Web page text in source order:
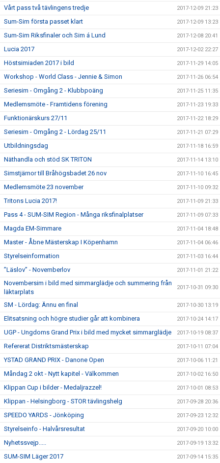
Vårt pass två tävlingens tredje 2017-12-09 21:23
Sum-Sim första passet klart 2017-12-09 13:23
Sum-Sim Riksfinaler och Sim á Lund 2017-12-08 20:41
Lucia 2017 2017-12-02 22:27
Höstsimiaden 2017 i bild 2017-11-29 14:05
Workshop - World Class - Jennie & Simon 2017-11-26 06:54
Seriesim - Omgång 2 - Klubbpoäng 2017-11-25 11:35
Medlemsmöte - Framtidens förening 2017-11-23 19:33
Funktionärskurs 27/11 2017-11-22 18:29
Seriesim - Omgång 2 - Lördag 25/11 2017-11-21 07:29
Utbildningsdag 2017-11-18 16:59
Näthandla och stöd SK TRITON 2017-11-14 13:10
Simstjärnor till Bråhögsbadet 26 nov 2017-11-10 16:45
Medlemsmöte 23 november 2017-11-10 09:32
Tritons Lucia 2017! 2017-11-09 21:33
Pass 4 - SUM-SIM Region - Många riksfinalplatser 2017-11-09 07:33
Magda EM-Simmare 2017-11-04 18:48
Master - Åbne Mästerskap I Köpenhamn 2017-11-04 06:46
Styrelseinformation 2017-11-03 16:44
”Läslov” - Novemberlov 2017-11-01 21:22
Novembersim i bild med simmarglädje och summering från
läktarplats
2017-10-31 09:30
SM - Lördag: Ännu en final 2017-10-30 13:19
Elitsatsning och högre studier går att kombinera 2017-10-24 14:17
UGP - Ungdoms Grand Prix i bild med mycket simmarglädje 2017-10-19 08:37
Refererat Distriktsmästerskap 2017-10-11 07:04
YSTAD GRAND PRIX - Danone Open 2017-10-06 11:21
Måndag 2 okt - Nytt kapitel - Välkommen 2017-10-02 16:50
Klippan Cup i bilder - Medaljrazzel! 2017-10-01 08:53
Klippan - Helsingborg - STOR tävlingshelg 2017-09-28 20:36
SPEEDO YARDS - Jönköping 2017-09-23 12:32
Styrelseinfo - Halvårsresultat 2017-09-20 10:00
Nyhetssvejp..... 2017-09-19 13:32
SUM-SIM Läger 2017 2017-09-14 15:35